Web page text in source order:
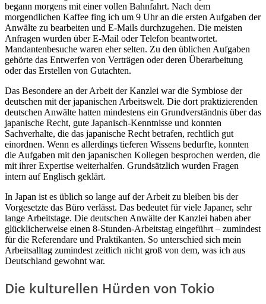
begann morgens mit einer vollen Bahnfahrt. Nach dem
morgendlichen Kaffee fing ich um 9 Uhr an die ersten Aufgaben der
Anwälte zu bearbeiten und E-Mails durchzugehen. Die meisten
Anfragen wurden über E-Mail oder Telefon beantwortet.
Mandantenbesuche waren eher selten. Zu den üblichen Aufgaben
gehörte das Entwerfen von Verträgen oder deren Überarbeitung
oder das Erstellen von Gutachten.
Das Besondere an der Arbeit der Kanzlei war die Symbiose der
deutschen mit der japanischen Arbeitswelt. Die dort praktizierenden
deutschen Anwälte hatten mindestens ein Grundverständnis über das
japanische Recht, gute Japanisch-Kenntnisse und konnten
Sachverhalte, die das japanische Recht betrafen, rechtlich gut
einordnen. Wenn es allerdings tieferen Wissens bedurfte, konnten
die Aufgaben mit den japanischen Kollegen besprochen werden, die
mit ihrer Expertise weiterhalfen. Grundsätzlich wurden Fragen
intern auf Englisch geklärt.
In Japan ist es üblich so lange auf der Arbeit zu bleiben bis der
Vorgesetzte das Büro verlässt. Das bedeutet für viele Japaner, sehr
lange Arbeitstage. Die deutschen Anwälte der Kanzlei haben aber
glücklicherweise einen 8-Stunden-Arbeitstag eingeführt – zumindest
für die Referendare und Praktikanten. So unterschied sich mein
Arbeitsalltag zumindest zeitlich nicht groß von dem, was ich aus
Deutschland gewohnt war.
Die kulturellen Hürden von Tokio